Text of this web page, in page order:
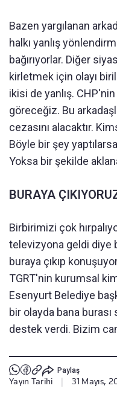
Bazen yargılanan
halkı yanlış
bağırıyorlar. Diğer
kirletmek için olayı
ikisi de yanlış.
göreceğiz. Bu
cezasını alacaktır.
Böyle bir şey
Yoksa bir şekilde
BURAYA
Birbirimizi çok
televizyona geldi diye
buraya çıkıp
TGRT'nin kurumsal
Esenyurt Belediye
bir olayda bana burası
destek verdi. Bizim
Paylaş
Yayın Tarihi 31 Mayıs,